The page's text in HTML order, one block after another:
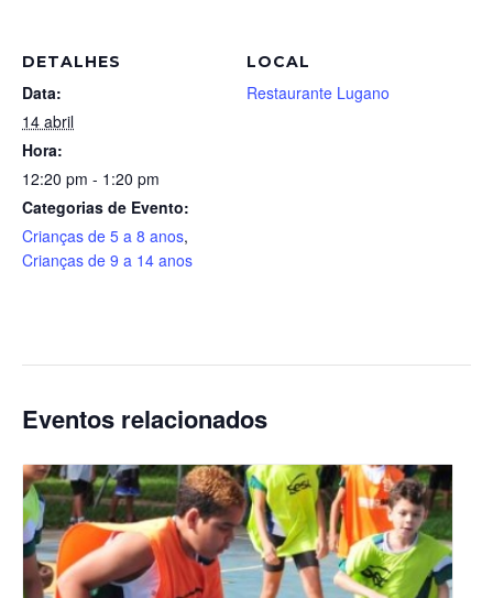
DETALHES
Data:
14 abril
Hora:
12:20 pm - 1:20 pm
Categorias de Evento:
Crianças de 5 a 8 anos,
Crianças de 9 a 14 anos
LOCAL
Restaurante Lugano
Eventos relacionados